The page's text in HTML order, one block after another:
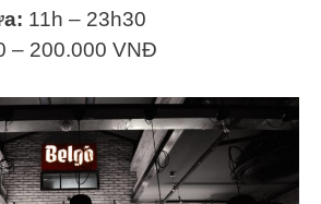
11h – 23h30
– 200.000 VNĐ